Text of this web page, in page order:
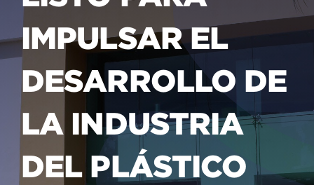
IMPULSAR EL
DESARROLLO DE
LA INDUSTRIA
DEL PLÁSTICO